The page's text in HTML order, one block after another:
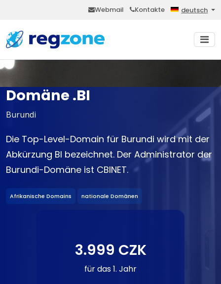
Webmail Kontakte deutsch
Domäne .BI
Burundi
Die Top-Level-Domain für Burundi wird mit der
Abkürzung BI bezeichnet. Der Administrator der
Burundi-Domäne ist CBINET.
Afrikanische Domains nationale Domänen
3.999 CZK
für das 1. Jahr